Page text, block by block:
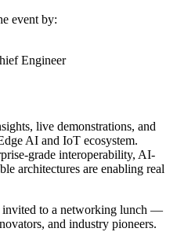
event by:
Engineer
live demonstrations, and
AI and IoT ecosystem.
grade interoperability, AI-
architectures are enabling real
invited to a networking lunch —
and industry pioneers.